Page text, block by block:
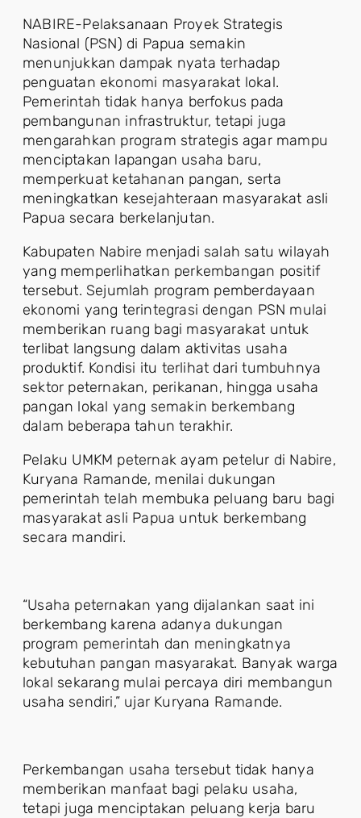
NABIRE-Pelaksanaan Proyek Strategis
Nasional (PSN) di Papua semakin
menunjukkan dampak nyata terhadap
penguatan ekonomi masyarakat lokal.
Pemerintah tidak hanya berfokus pada
pembangunan infrastruktur, tetapi juga
mengarahkan program strategis agar mampu
menciptakan lapangan usaha baru,
memperkuat ketahanan pangan, serta
meningkatkan kesejahteraan masyarakat asli
Papua secara berkelanjutan.
Kabupaten Nabire menjadi salah satu wilayah
yang memperlihatkan perkembangan positif
tersebut. Sejumlah program pemberdayaan
ekonomi yang terintegrasi dengan PSN mulai
memberikan ruang bagi masyarakat untuk
terlibat langsung dalam aktivitas usaha
produktif. Kondisi itu terlihat dari tumbuhnya
sektor peternakan, perikanan, hingga usaha
pangan lokal yang semakin berkembang
dalam beberapa tahun terakhir.
Pelaku UMKM peternak ayam petelur di Nabire,
Kuryana Ramande, menilai dukungan
pemerintah telah membuka peluang baru bagi
masyarakat asli Papua untuk berkembang
secara mandiri.
“Usaha peternakan yang dijalankan saat ini
berkembang karena adanya dukungan
program pemerintah dan meningkatnya
kebutuhan pangan masyarakat. Banyak warga
lokal sekarang mulai percaya diri membangun
usaha sendiri,” ujar Kuryana Ramande.
Perkembangan usaha tersebut tidak hanya
memberikan manfaat bagi pelaku usaha,
tetapi juga menciptakan peluang kerja baru